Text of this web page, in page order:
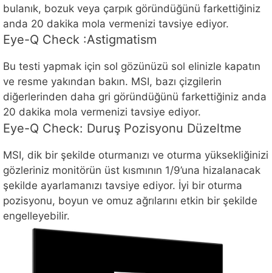
bulanık, bozuk veya çarpık göründüğünü farkettiğiniz
anda 20 dakika mola vermenizi tavsiye ediyor.
Eye-Q Check :Astigmatism
Bu testi yapmak için sol gözünüzü sol elinizle kapatın
ve resme yakından bakın. MSI, bazı çizgilerin
diğerlerinden daha gri göründüğünü farkettiğiniz anda
20 dakika mola vermenizi tavsiye ediyor.
Eye-Q Check: Duruş Pozisyonu Düzeltme
MSI, dik bir şekilde oturmanızı ve oturma yüksekliğinizi
gözleriniz monitörün üst kısmının 1/9’una hizalanacak
şekilde ayarlamanızı tavsiye ediyor. İyi bir oturma
pozisyonu, boyun ve omuz ağrılarını etkin bir şekilde
engelleyebilir.